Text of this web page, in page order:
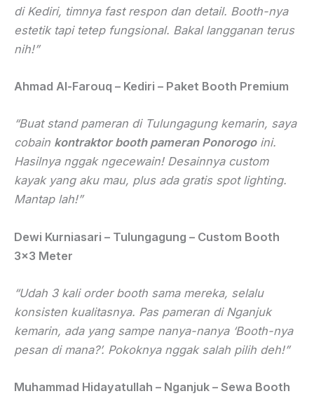
di Kediri, timnya fast respon dan detail. Booth-nya
estetik tapi tetep fungsional. Bakal langganan terus
nih!”
Ahmad Al-Farouq – Kediri – Paket Booth Premium
“Buat stand pameran di Tulungagung kemarin, saya
cobain kontraktor booth pameran Ponorogoini.
Hasilnya nggak ngecewain! Desainnya custom
kayak yang aku mau, plus ada gratis spot lighting.
Mantap lah!”
Dewi Kurniasari – Tulungagung – Custom Booth
3×3 Meter
“Udah 3 kali order booth sama mereka, selalu
konsisten kualitasnya. Pas pameran di Nganjuk
kemarin, ada yang sampe nanya-nanya ‘Booth-nya
pesan di mana?’. Pokoknya nggak salah pilih deh!”
Muhammad Hidayatullah – Nganjuk – Sewa Booth